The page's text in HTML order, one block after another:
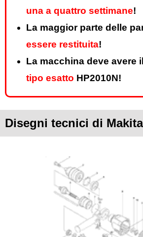
una a quattro settimane!
La maggior parte delle
essere restituita!
La macchina deve avere il
tipo esatto HP2010N!
Disegni tecnici di Makita